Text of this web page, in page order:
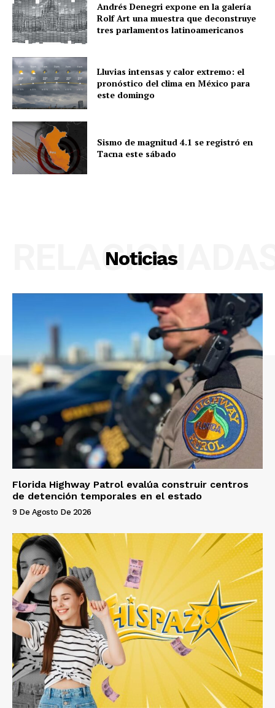
Andrés Denegri expone en la galería
Rolf Art una muestra que deconstruye
tres parlamentos latinoamericanos
Lluvias intensas y calor extremo: el
pronóstico del clima en México para
este domingo
Sismo de magnitud 4.1 se registró en
Tacna este sábado
Noticias
Florida Highway Patrol evalúa construir centros
de detención temporales en el estado
9 De Agosto De 2026